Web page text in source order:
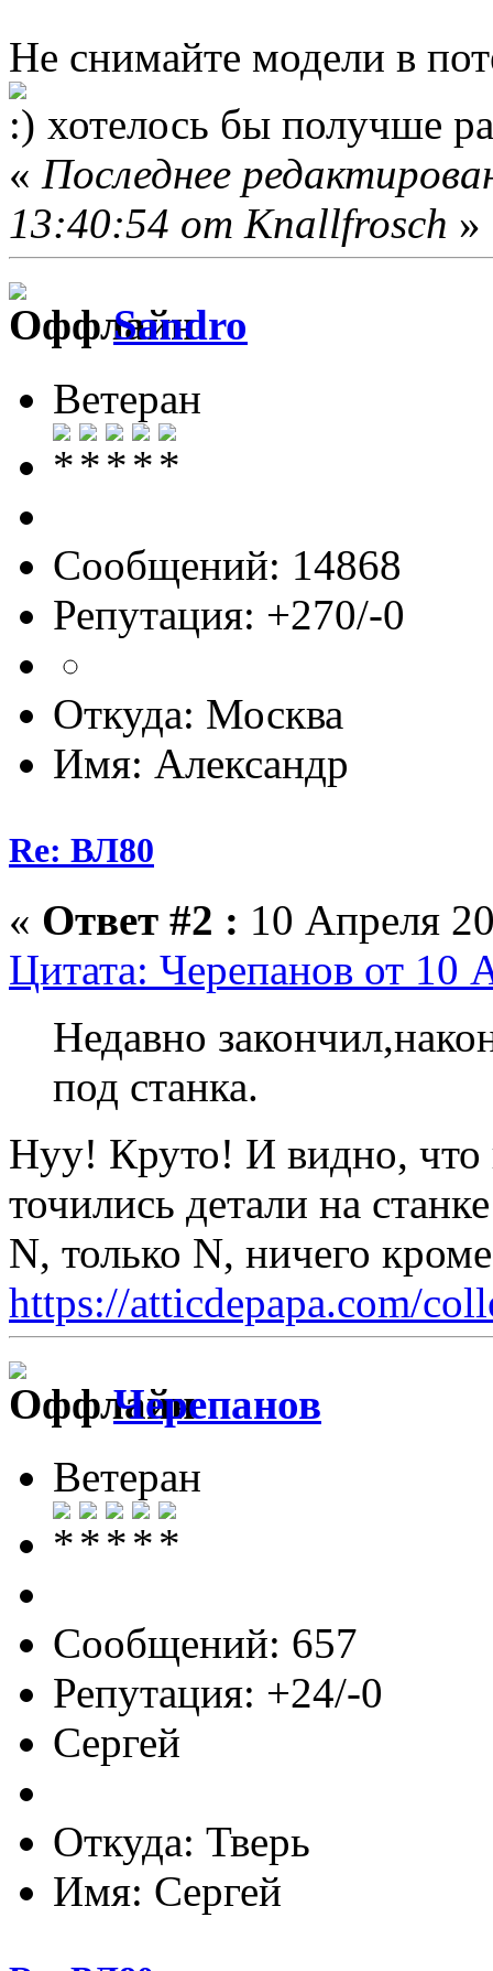
Не снимайте модели в
хотелось бы получше
« Последнее
13:40:54 от Knallfrosch »
Sandro
Ветеран
Сообщений: 14868
Репутация: +270/-0
Откуда: Москва
Имя: Александр
Re: ВЛ80
« Ответ #2 : 10 Апреля
Цитата: Черепанов от 10
Недавно
под станка.
Нуу! Круто! И видно, что
точились детали на
N, только N, ничего
https://atticdepapa.com/
Черепанов
Ветеран
Сообщений: 657
Репутация: +24/-0
Сергей
Откуда: Тверь
Имя: Сергей